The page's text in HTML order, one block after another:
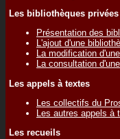
Les bibliothèques privées
Présentation des
L'ajout d'une
La modification
La consultation
Les appels à textes
Les collectifs du
Les autres appels à
Les recueils